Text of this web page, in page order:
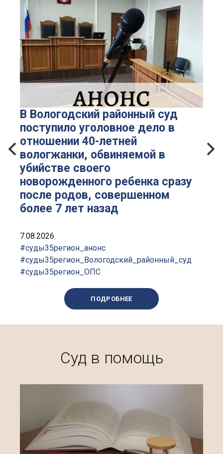
В Вологодский районный суд
поступило уголовное дело в
отношении 40-летней
вологжанки, обвиняемой в
убийстве своего
новорожденного ребенка сразу
после родов, совершенном
более 7 лет назад
7.08.2026
#суды35регион_анонс
#суды35регион_Вологодский_районный_суд
#суды35регион_ОПС
ПОДРОБНЕЕ
Суд в помощь